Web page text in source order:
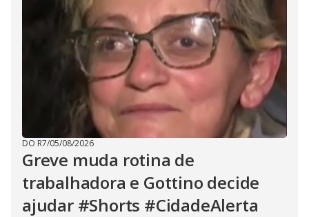
DO R7/05/08/2026
Greve muda rotina de
trabalhadora e Gottino decide
ajudar #Shorts #CidadeAlerta